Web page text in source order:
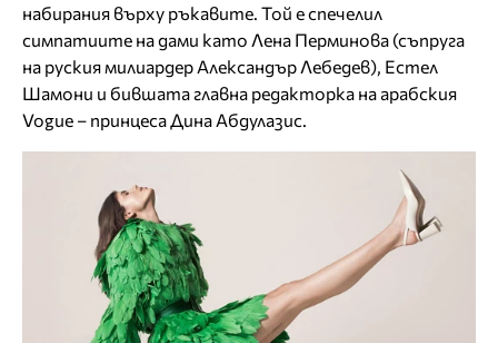
набирания върху ръкавите. Той е спечелил
симпатиите на дами като Лена Перминова (съпруга
на руския милиардер Александър Лебедев), Естел
Шамони и бившата главна редакторка на арабския
Vogue – принцеса Дина Абдулазис.